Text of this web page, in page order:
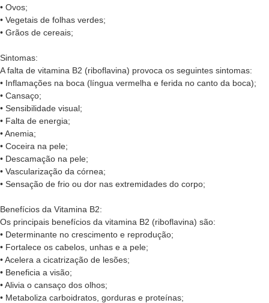
• Ovos;
• Vegetais de folhas verdes;
• Grãos de cereais;
Sintomas:
A falta de vitamina B2 (riboflavina) provoca os seguintes sintomas:
• Inflamações na boca (língua vermelha e ferida no canto da boca);
• Cansaço;
• Sensibilidade visual;
• Falta de energia;
• Anemia;
• Coceira na pele;
• Descamação na pele;
• Vascularização da córnea;
• Sensação de frio ou dor nas extremidades do corpo;
Benefícios da Vitamina B2:
Os principais benefícios da vitamina B2 (riboflavina) são:
• Determinante no crescimento e reprodução;
• Fortalece os cabelos, unhas e a pele;
• Acelera a cicatrização de lesões;
• Beneficia a visão;
• Alivia o cansaço dos olhos;
• Metaboliza carboidratos, gorduras e proteínas;